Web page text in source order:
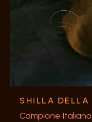
SHILLA
Campione